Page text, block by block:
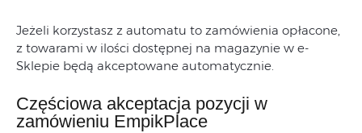
Jeżeli korzystasz z automatu to zamówienia opłacone,
z towarami w ilości dostępnej na magazynie w e-
Sklepie będą akceptowane automatycznie.
Częściowa akceptacja pozycji w
zamówieniu EmpikPlace